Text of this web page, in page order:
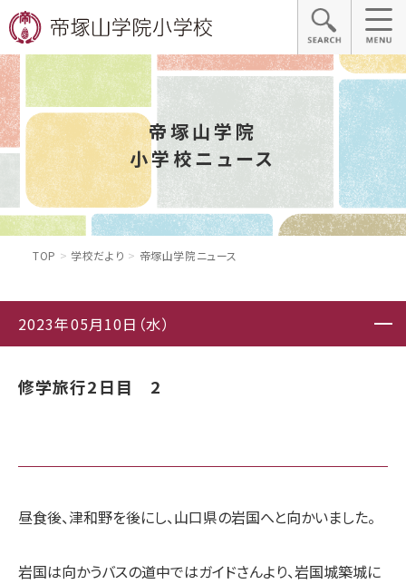
帝塚山学院
小学校ニュース
TOP 学校だより 帝塚山学院ニュース
2023年05月10日（水）
修学旅行2日目 2
昼食後、津和野を後にし、山口県の岩国へと向かいました。
岩国は向かうバスの道中ではガイドさんより、岩国城築城に